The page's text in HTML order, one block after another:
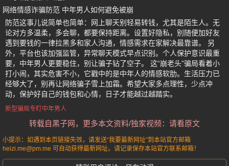
网络情感诈骗防范 中年男人如何避免被崩
防范这事儿说简单也简单：网上聊天别轻易转钱，尤其是陌生人。无
论对方多温柔，多会聊，都要保持距离。设置好隐私，别随便加好友
遇到要钱的一律拉黑多和家人沟通，情感需求在家解决最靠谱。 另
外，平台也该加强监管，异常聊天模式早点识别。个人保护意识最重
要，中年男人更要稳住，别让骗子钻了空子。 这“崩老头”骗局看着小
打小闹，其实危害不小，它戳中的是中年人的情感软肋。生活压力已
经够大了，别再让网络骗子雪上加霜。希望大家多点理性，少点冲
动，保护好自己的钱包和心情，日子才能越过越踏实。
新型骗局专盯中年男人
转载自黑子网，更多本文资料/独家视频：请看原文
小提示：如遇到本页链接失效，请发送“我要最新网址”到本站官方邮箱
heizi.me@pm.me 可自动获得最新网址。请记录保存本站官方联系邮箱！